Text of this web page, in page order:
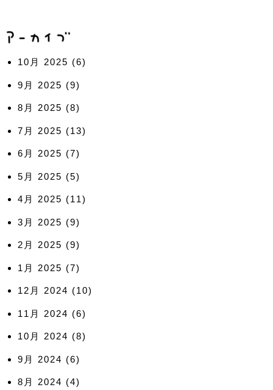
10月 2025 (6)
9月 2025 (9)
8月 2025 (8)
7月 2025 (13)
6月 2025 (7)
5月 2025 (5)
4月 2025 (11)
3月 2025 (9)
2月 2025 (9)
1月 2025 (7)
12月 2024 (10)
11月 2024 (6)
10月 2024 (8)
9月 2024 (6)
8月 2024 (4)